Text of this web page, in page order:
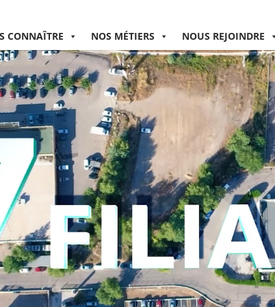
CONNAÎTRE NOS MÉTIERS NOUS REJOINDRE
Lecteur
vidéo